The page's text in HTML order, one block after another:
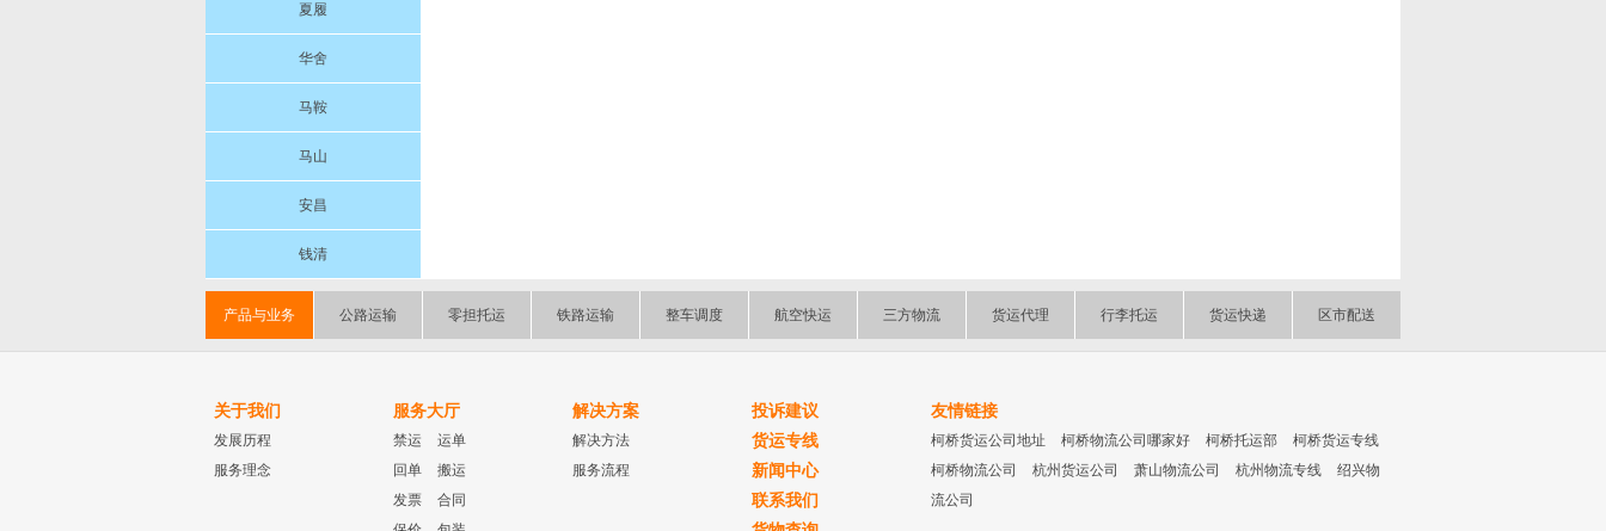
夏履
华舍
马鞍
马山
安昌
钱清
产品与业务 公路运输 零担托运 铁路运输 整车调度 航空快运 三方物流 货运代理 行李托运 货运快递 区市配送
关于我们
发展历程
服务理念
服务大厅
禁运
运单
回单
搬运
发票
合同
解决方案
解决方法
服务流程
投诉建议
货运专线
新闻中心
联系我们
友情链接
柯桥货运公司地址 柯桥物流公司哪家好 柯桥托运部
柯桥货运专线
柯桥物流公司
杭州货运公司 萧山物流公司 杭州物流专线
绍兴物
流公司